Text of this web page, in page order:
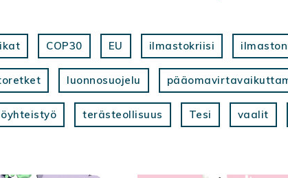
COP30 EU ilmastokriisi
luonnosuojelu
terästeollisuus Tesi vaalit